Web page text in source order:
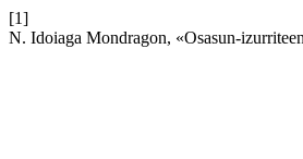
[1]
N. Idoiaga Mondragon, «Osasun-